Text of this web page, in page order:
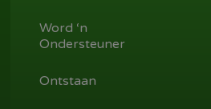
Word ‘n
Ondersteuner
Ontstaan